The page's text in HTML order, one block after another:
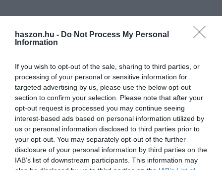
haszon.hu - Do Not Process My Personal
Information
If you wish to opt-out of the sale, sharing to third parties, or
processing of your personal or sensitive information for
targeted advertising by us, please use the below opt-out
section to confirm your selection. Please note that after your
opt-out request is processed you may continue seeing
interest-based ads based on personal information utilized by
us or personal information disclosed to third parties prior to
your opt-out. You may separately opt-out of the further
disclosure of your personal information by third parties on the
IAB’s list of downstream participants. This information may
Magyarországon is hasonlóan kritikus a helyzet,
már most 650-700 milliárd Ft kárt okozott az
hőség miatt szinte minden országban csökkenni
fog a terméshozam, az előzetes becslések szerint
közvetlenül 50-150 milliárd euró kárt okozva a
gazdaságnak.
De meddig fog tartani?